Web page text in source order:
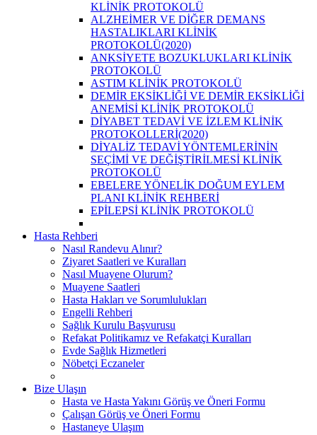
KLİNİK PROTOKOLÜ
ALZHEİMER VE DİĞER DEMANS
HASTALIKLARI KLİNİK
PROTOKOLÜ(2020)
ANKSİYETE BOZUKLUKLARI KLİNİK
PROTOKOLÜ
ASTIM KLİNİK PROTOKOLÜ
DEMİR EKSİKLİĞİ VE DEMİR EKSİKLİĞİ
ANEMİSİ KLİNİK PROTOKOLÜ
DİYABET TEDAVİ VE İZLEM KLİNİK
PROTOKOLLERİ(2020)
DİYALİZ TEDAVİ YÖNTEMLERİNİN
SEÇİMİ VE DEĞİŞTİRİLMESİ KLİNİK
PROTOKOLÜ
EBELERE YÖNELİK DOĞUM EYLEM
PLANI KLİNİK REHBERİ
EPİLEPSİ KLİNİK PROTOKOLÜ
Hasta Rehberi
Nasıl Randevu Alınır?
Ziyaret Saatleri ve Kuralları
Nasıl Muayene Olurum?
Muayene Saatleri
Hasta Hakları ve Sorumlulukları
Engelli Rehberi
Sağlık Kurulu Başvurusu
Refakat Politikamız ve Refakatçi Kuralları
Evde Sağlık Hizmetleri
Nöbetçi Eczaneler
Bize Ulaşın
Hasta ve Hasta Yakını Görüş ve Öneri Formu
Çalışan Görüş ve Öneri Formu
Hastaneye Ulaşım